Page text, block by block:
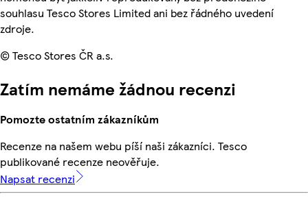
souhlasu Tesco Stores Limited ani bez řádného uvedení
zdroje.
© Tesco Stores ČR a.s.
Zatím nemáme žádnou recenzi
Pomozte ostatním zákazníkům
Recenze na našem webu píší naši zákazníci. Tesco
publikované recenze neověřuje.
Napsat recenzi